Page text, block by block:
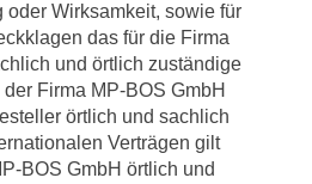
oder Wirksamkeit, sowie für
das für die Firma
und örtlich zuständige
Firma MP-BOS GmbH
örtlich und sachlich
Verträgen gilt
BOS GmbH örtlich und